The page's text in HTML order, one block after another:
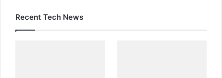
Recent Tech News